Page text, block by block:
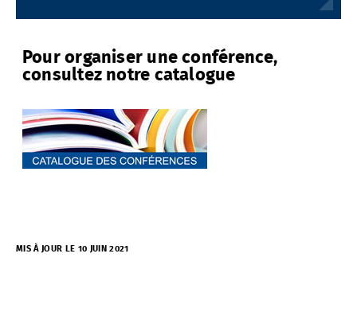
Pour organiser une conférence,
consultez notre catalogue
MIS À JOUR LE 10 JUIN 2021